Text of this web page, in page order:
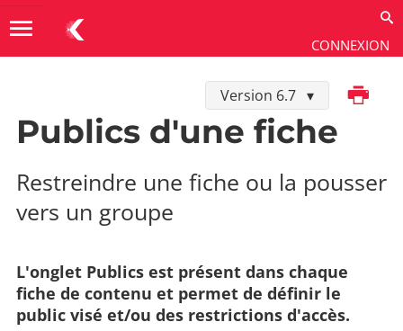
CONNEXION
menu
Version 6.7Imprimer
Gérer les fiches
Publics d'une fiche
Restreindre une fiche ou la pousser
vers un groupe
L'onglet Publics est présent dans chaque
fiche de contenu et permet de définir le
public visé et/ou des restrictions d'accès.